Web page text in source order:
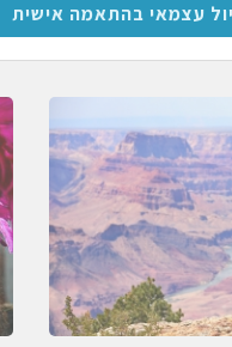
עצמאי בהתאמה אישית